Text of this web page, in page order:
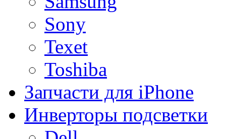
Sony
Texet
Toshiba
Запчасти для iPhone
Инверторы подсветки